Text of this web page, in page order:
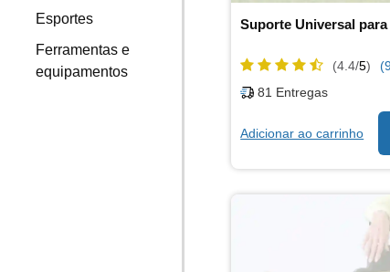
Esportes
Ferramentas e
equipamentos
Suporte Universal
(4.4/5)
81 Entregas
Adicionar ao carrinho